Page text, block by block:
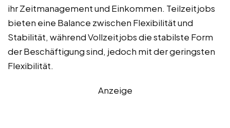
ihr Zeitmanagement und Einkommen. Teilzeitjobs
bieten eine Balance zwischen Flexibilität und
Stabilität, während Vollzeitjobs die stabilste Form
der Beschäftigung sind, jedoch mit der geringsten
Flexibilität.
Anzeige